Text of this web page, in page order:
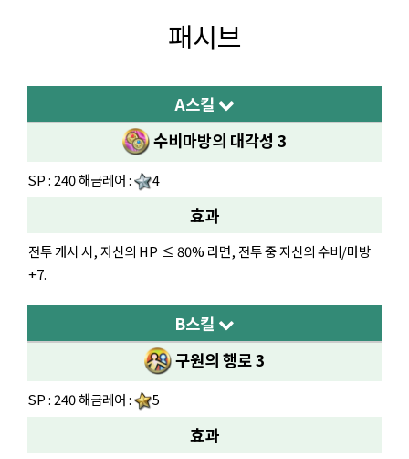
패시브
A스킬
수비마방의 대각성 3
SP : 240 해금레어 : 4
효과
전투 개시 시, 자신의 HP ≤ 80% 라면, 전투 중 자신의 수비/마방
+7.
B스킬
구원의 행로 3
SP : 240 해금레어 : 5
효과